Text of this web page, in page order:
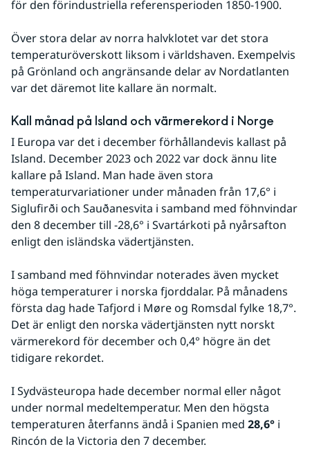
för den förindustriella referensperioden 1850-1900.
Över stora delar av norra halvklotet var det stora
temperaturöverskott liksom i världshaven. Exempelvis
på Grönland och angränsande delar av Nordatlanten
var det däremot lite kallare än normalt.
Kall månad på Island och värmerekord i Norge
I Europa var det i december förhållandevis kallast på
Island. December 2023 och 2022 var dock ännu lite
kallare på Island. Man hade även stora
temperaturvariationer under månaden från 17,6° i
Siglufirði och Sauðanesvita i samband med föhnvindar
den 8 december till -28,6° i Svartárkoti på nyårsafton
enligt den isländska vädertjänsten.
I samband med föhnvindar noterades även mycket
höga temperaturer i norska fjorddalar. På månadens
första dag hade Tafjord i Møre og Romsdal fylke 18,7°.
Det är enligt den norska vädertjänsten nytt norskt
värmerekord för december och 0,4° högre än det
tidigare rekordet.
I Sydvästeuropa hade december normal eller något
under normal medeltemperatur. Men den högsta
temperaturen återfanns ändå i Spanien med 28,6° i
Rincón de la Victoria den 7 december.